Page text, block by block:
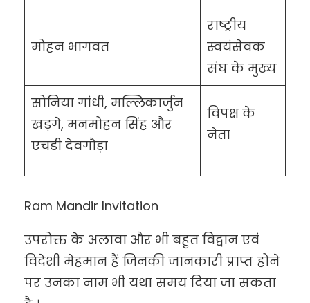
मोहन भागवत
राष्ट्रीय
स्वयंसेवक
संघ के मुख्य
सोनिया गांधी, मल्लिकार्जुन
खड़गे, मनमोहन सिंह और
एचडी देवगौड़ा
विपक्ष के
नेता
Ram Mandir Invitation
उपरोक्त के अलावा और भी बहुत विद्वान एवं
विदेशी मेहमान हैं जिनकी जानकारी प्राप्त होने
पर उनका नाम भी यथा समय दिया जा सकता